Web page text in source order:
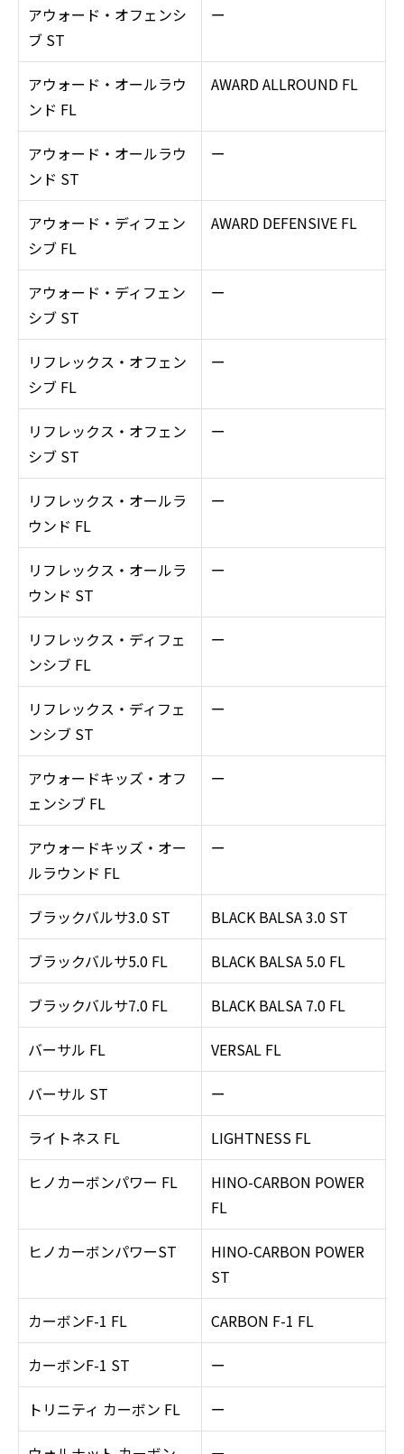
アウォード・オフェンシ
ブ ST
ー
アウォード・オールラウ
ンド FL
AWARD ALLROUND FL
アウォード・オールラウ
ンド ST
ー
アウォード・ディフェン
シブ FL
AWARD DEFENSIVE FL
アウォード・ディフェン
シブ ST
ー
リフレックス・オフェン
シブ FL
ー
リフレックス・オフェン
シブ ST
ー
リフレックス・オールラ
ウンド FL
ー
リフレックス・オールラ
ウンド ST
ー
リフレックス・ディフェ
ンシブ FL
ー
リフレックス・ディフェ
ンシブ ST
ー
アウォードキッズ・オフ
ェンシブ FL
ー
アウォードキッズ・オー
ルラウンド FL
ー
ブラックバルサ3.0 ST BLACK BALSA 3.0 ST
ブラックバルサ5.0 FL BLACK BALSA 5.0 FL
ブラックバルサ7.0 FL BLACK BALSA 7.0 FL
バーサル FL VERSAL FL
バーサル ST ー
ライトネス FL LIGHTNESS FL
ヒノカーボンパワー FL
HINO-CARBON POWER
FL
ヒノカーボンパワーST
HINO-CARBON POWER
ST
カーボンF-1 FL CARBON F-1 FL
カーボンF-1 ST ー
トリニティ カーボン FL ー